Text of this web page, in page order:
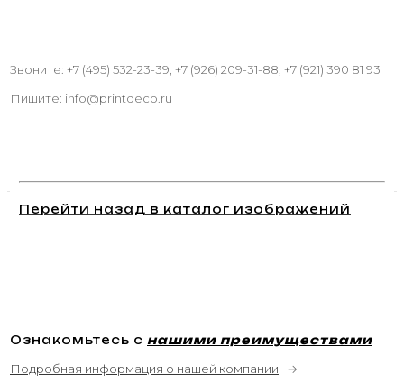
Звоните: +7 (495) 532-23-39, +7 (926) 209-31-88, +7 (921) 390 81 93
Пишите: info@printdeco.ru
Перейти назад в каталог изображений
Ознакомьтесь с нашими преимуществами
Подробная информация о нашей компании →